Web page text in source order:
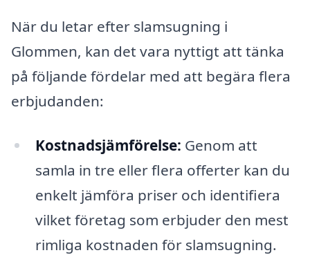
När du letar efter slamsugning i
Glommen, kan det vara nyttigt att tänka
på följande fördelar med att begära flera
erbjudanden:
Kostnadsjämförelse: Genom att
samla in tre eller flera offerter kan du
enkelt jämföra priser och identifiera
vilket företag som erbjuder den mest
rimliga kostnaden för slamsugning.